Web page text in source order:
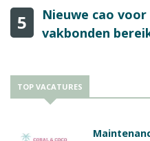
5
Nieuwe cao voor
vakbonden
TOP VACATURES